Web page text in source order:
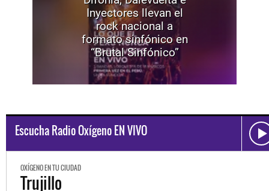
Inyectores llevan el
rock nacional a
formato sinfónico en
“Brutal Sinfónico”
Escucha Radio Oxígeno EN VIVO
OXÍGENO EN TU CIUDAD
Trujillo